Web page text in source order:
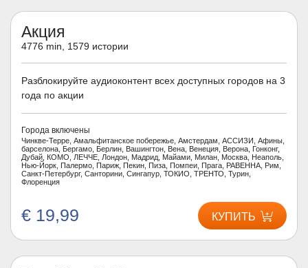
Акция
4776 min, 1579 истории
Разблокируйте аудиоконтент всех доступных городов на 3
года по акции
Города включены
Чинкве-Терре, Амальфитанское побережье, Амстердам, АССИЗИ, Афины,
барселона, Бергамо, Берлин, Вашингтон, Вена, Венеция, Верона, Гонконг,
Дубай, КОМО, ЛЕЧЧЕ, Лондон, Мадрид, Майами, Милан, Москва, Неаполь,
Нью-Йорк, Палермо, Париж, Пекин, Пиза, Помпеи, Прага, РАВЕННА, Рим,
Санкт-Петербург, Санторини, Сингапур, ТОКИО, ТРЕНТО, Турин,
Флоренция
€ 19,99 КУПИТЬ